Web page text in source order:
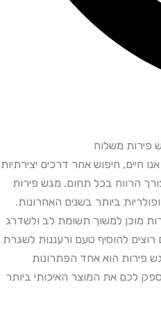
פירות משלוח
חיים, חיפוש אחר דרכים יצירתיות
הרווח בכל תחום. מגש פירות
ביותר בשנים האחרונות.
מוכן למשוך תשומת לב ולשדרג
להוסיף טעם ורעננות לשגרת
פירות הוא אחד הפתרונות
לכם את המוצר האיכותי ביותר